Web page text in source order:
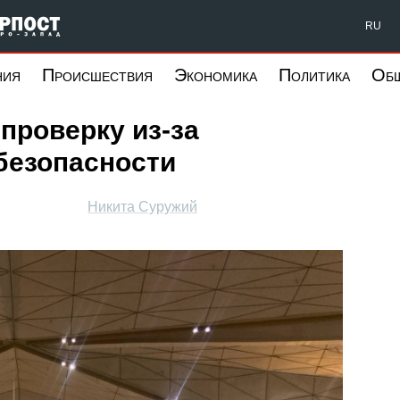
Форпост Северо-Запад RU
Происшествия Экономика Политика
из-за
Никита Суружий